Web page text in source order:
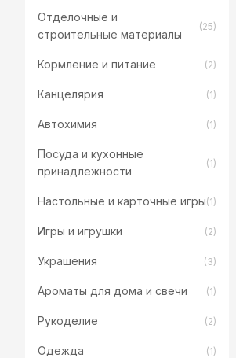
Отделочные и
строительные материалы
(25)
Кормление и питание (2)
Канцелярия (1)
Автохимия (1)
Посуда и кухонные
принадлежности
(1)
Настольные и карточные игры(1)
Игры и игрушки (2)
Украшения (3)
Ароматы для дома и свечи (1)
Рукоделие (2)
Одежда (1)